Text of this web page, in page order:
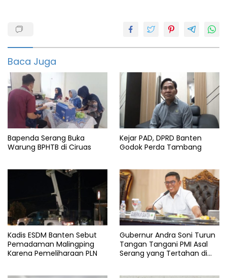
Banten
Berita
Berita
pandeglang
Dpupr
pandeglang
featured
info
banten
pandeglang
Baca Juga
Bapenda Serang Buka
Warung BPHTB di Ciruas
Kejar PAD, DPRD Banten
Godok Perda Tambang
Kadis ESDM Banten Sebut
Pemadaman Malingping
Karena Pemeliharaan PLN
Gubernur Andra Soni Turun
Tangan Tangani PMI Asal
Serang yang Tertahan di